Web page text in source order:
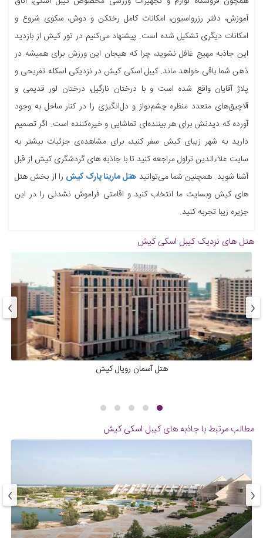
آموزش، دفتر رزرواسیون، امکانات کامل رختکن و دوش، سکوی شروع و
امکانات دیگری تشکیل شده است. پیشنهاد می‌کنیم در تور کیش از بازدید
این جاذبه مهیج غافل نشوید، چرا که هیجان این ورزش برای همیشه در
ذهن شما باقی خواهد ماند. کیبل اسکی کیش در نزدیکی اسکله تفریحی و
پلاژ آقایان واقع شده است و با درختان نارگیل، درختان لور قدیمی و
آلاچیق‌های متعدد منظره چشم‌نواز و دل‌انگیزی را در کنار ساحل به وجود
آورده که دیدنش برای هر بیننده‌ای تماشایی و خیره‌کننده است. اگر تصمیم
دارید به شهر زیبای کیش سفر کنید، برای مشاهده‌‌ی جزئیات بیشتر به
سایت علاءالدین تراول مراجعه کنید تا با جاذبه های گردشگری کیش از قبل
آشنا شوید. همچنین شما می‌توانید هتل مارینا پارک کیش را از بخش هتل
های کیش وبسایت ما انتخاب کنید و اقامتی فراموش نشدنی را در این
جزیره زیبا تجربه کنید.
هتل های نزدیک کیبل اسکی کیش
هتل آسمان رویال کیش
‹
›
مطالب مرتبط با جاذبه های کیبل اسکی کیش
‹
›